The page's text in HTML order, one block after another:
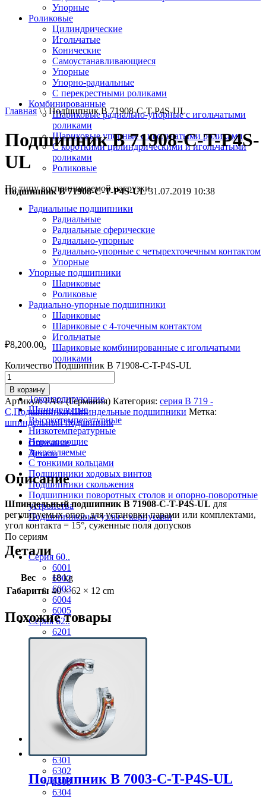
Упорные
Роликовые
Цилиндрические
Игольчатые
Конические
Самоустанавливающиеся
Упорные
Упорно-радиальные
C перекрестными роликами
Комбинированные
Шариковые радиально-упорные с игольчатыми
роликами
Шариковые упорные с игольчатыми роликами
С короткими цилиндрическими и игольчатыми
роликами
Роликовые
По типу воспринимаемой нагрузки
Радиальные подшипники
Радиальные
Радиальные сферические
Радиально-упорные
Радиально-упорные с четырехточечным контактом
Упорные
Упорные подшипники
Шариковые
Роликовые
Радиально-упорные подшипники
Шариковые
Шариковые с 4-точечным контактом
Игольчатые
Шариковые комбинированные с игольчатыми
роликами
По назначению
Токоизолирующие
Шпиндельные
Высокотемпературные
Низкотемпературные
Нержавеющие
Закрепляемые
С тонкими кольцами
Подшипники ходовых винтов
Подшипники скольжения
Подшипники поворотных столов и опорно-поворотные
устройства
Подшипниковые узлы с корпусами
По сериям
Серия 60..
6001
6002
6003
6004
6005
Серия 62..
6201
6202
6204
6205
6206
6207
6208
6209
6210
Серия 63..
6301
6302
6303
6304
Главная\ \ Подшипник B 71908-С-T-P4S-UL
Подшипник B 71908-С-T-P4S-
UL
Подшипник B 71908-С-T-P4S-UL31.07.2019 10:38
₽8,200.00
Количество Подшипник B 71908-С-T-P4S-UL
В корзину
Артикул:FAG (Германия) Категория: серия В 719 -
С,Подшипники,Шпиндельные подшипники Метка:
шпиндельный подшипник
Описание
Детали
Описание
Шпиндельный подшипник B 71908-С-T-P4S-UL для
регулируемых опор, для установки парами или комплектами,
угол контакта = 15°, суженные поля допусков
Детали
Вес
18 kg
Габариты 40 × 62 × 12 cm
Похожие товары
Подшипник B 7003-С-T-P4S-UL